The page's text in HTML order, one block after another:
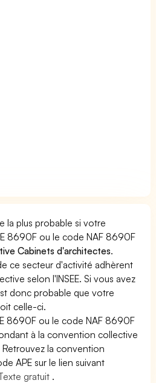
la plus probable si votre
8690F ou le code NAF 8690F
Cabinets d'architectes.
ce secteur d'activité adhèrent
selon l'INSEE. Si vous avez
donc probable que votre
celle-ci.
8690F ou le code NAF 8690F
à la convention collective
Retrouvez la convention
APE sur le lien suivant
gratuit .